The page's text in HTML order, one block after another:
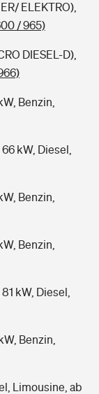
ELEKTRO),
/ 965)
DIESEL-D),
Benzin,
kW, Diesel,
Benzin,
Benzin,
kW, Diesel,
Benzin,
Limousine, ab